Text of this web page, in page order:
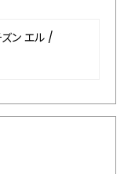
ン エル /